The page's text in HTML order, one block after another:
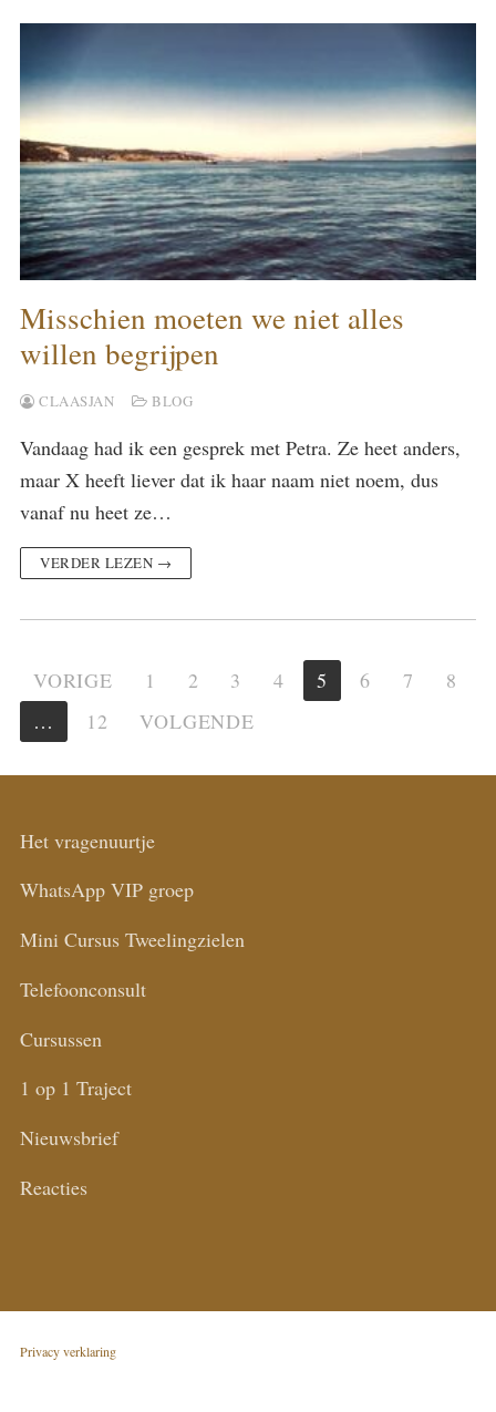
Misschien moeten we niet alles
willen begrijpen
CLAASJAN BLOG
Vandaag had ik een gesprek met Petra. Ze heet anders,
maar X heeft liever dat ik haar naam niet noem, dus
vanaf nu heet ze…
VERDER LEZEN →
Berichten
paginering
VORIGE 1 2 3 4 5 6 7
8
…
12 VOLGENDE
Het vragenuurtje
WhatsApp VIP groep
Mini Cursus Tweelingzielen
Telefoonconsult
Cursussen
1 op 1 Traject
Nieuwsbrief
Reacties
Privacy verklaring